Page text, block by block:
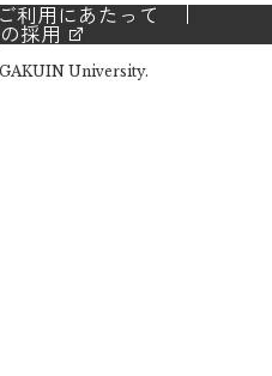
利用にあたって
採用
University.